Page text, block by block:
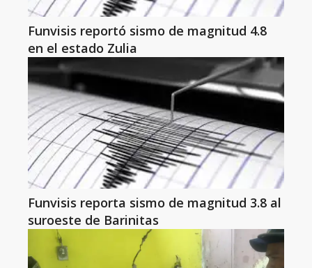
Funvisis reportó sismo de magnitud 4.8
en el estado Zulia
Funvisis reporta sismo de magnitud 3.8 al
suroeste de Barinitas